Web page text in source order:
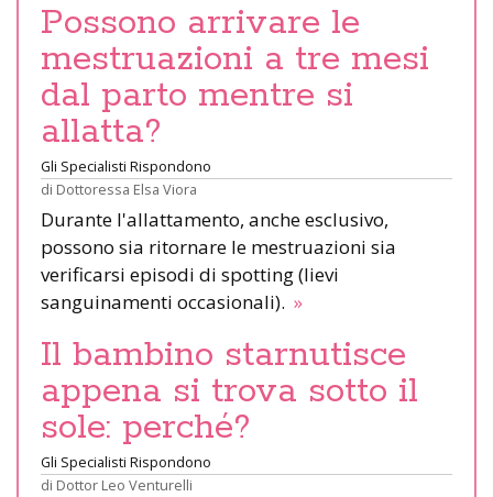
Possono arrivare le
mestruazioni a tre mesi
dal parto mentre si
allatta?
Gli Specialisti Rispondono
di Dottoressa Elsa Viora
Durante l'allattamento, anche esclusivo,
possono sia ritornare le mestruazioni sia
verificarsi episodi di spotting (lievi
sanguinamenti occasionali). »
Il bambino starnutisce
appena si trova sotto il
sole: perché?
Gli Specialisti Rispondono
di Dottor Leo Venturelli